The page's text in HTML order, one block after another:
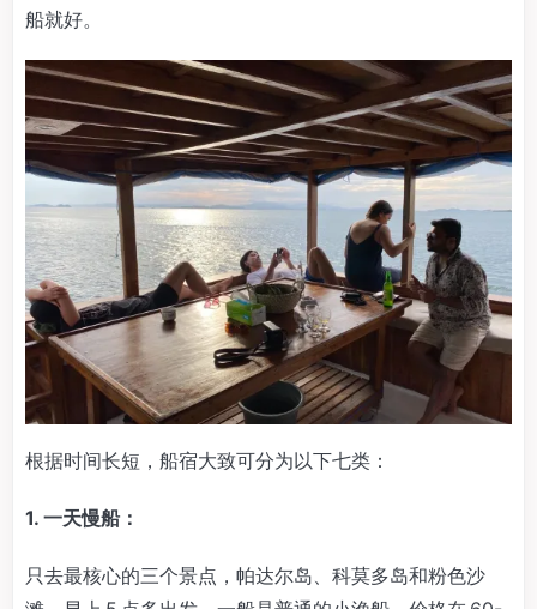
船就好。
根据时间长短，船宿大致可分为以下七类：
1. 一天慢船：
只去最核心的三个景点，帕达尔岛、科莫多岛和粉色沙